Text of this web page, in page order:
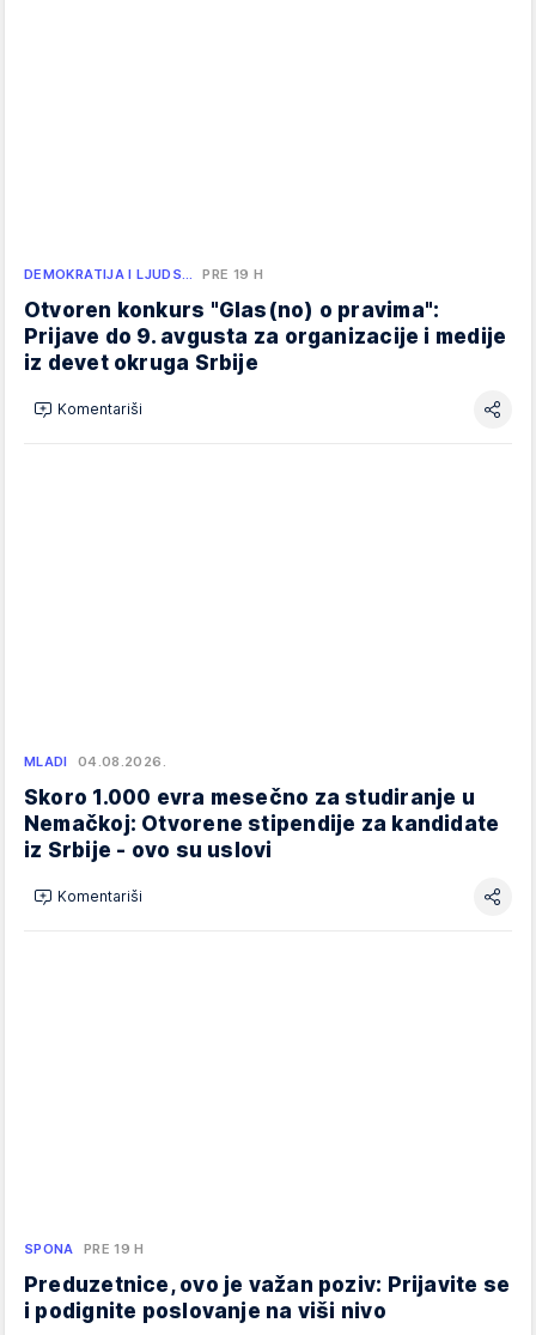
DEMOKRATIJA I LJUDS… PRE 19 H
Otvoren konkurs "Glas(no) o pravima":
Prijave do 9. avgusta za organizacije i medije
iz devet okruga Srbije
Komentariši
MLADI 04.08.2026.
Skoro 1.000 evra mesečno za studiranje u
Nemačkoj: Otvorene stipendije za kandidate
iz Srbije - ovo su uslovi
Komentariši
SPONA PRE 19 H
Preduzetnice, ovo je važan poziv: Prijavite se
i podignite poslovanje na viši nivo